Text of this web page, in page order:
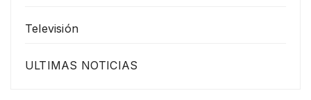
Televisión
ULTIMAS NOTICIAS